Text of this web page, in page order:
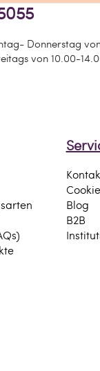
Donnerstag
von 10.00-
Blog
B2B